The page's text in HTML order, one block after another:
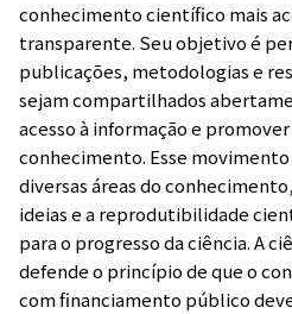
conhecimento científico mais
transparente. Seu objetivo é
publicações, metodologias e
sejam compartilhados
acesso à informação e
conhecimento. Esse
diversas áreas do
ideias e a reprodutibilidade
para o progresso da ciência. A
defende o princípio de que o
com financiamento público